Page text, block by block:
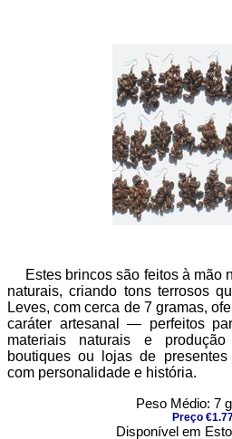
Estes brincos são feitos à mão
naturais, criando tons terrosos
Leves, com cerca de 7 gramas,
caráter artesanal — perfeitos
materiais naturais e
boutiques ou lojas de
com personalidade e história.
Peso Médio: 7
Preço
Disponível em